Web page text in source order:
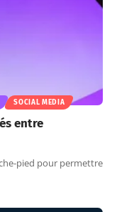
SOCIAL MEDIA
entre
pied pour permettre